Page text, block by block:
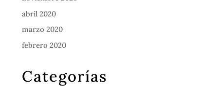
abril 2020
marzo 2020
febrero 2020
Categorías